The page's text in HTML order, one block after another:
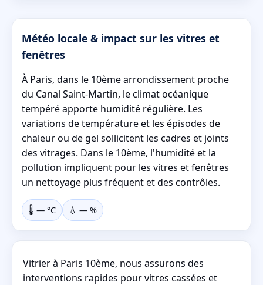
Météo locale & impact sur les vitres et
fenêtres
À Paris, dans le 10ème arrondissement proche
du Canal Saint-Martin, le climat océanique
tempéré apporte humidité régulière. Les
variations de température et les épisodes de
chaleur ou de gel sollicitent les cadres et joints
des vitrages. Dans le 10ème, l'humidité et la
pollution impliquent pour les vitres et fenêtres
un nettoyage plus fréquent et des contrôles.
🌡️ — °C 💧 — %
Vitrier à Paris 10ème, nous assurons des
interventions rapides pour vitres cassées et